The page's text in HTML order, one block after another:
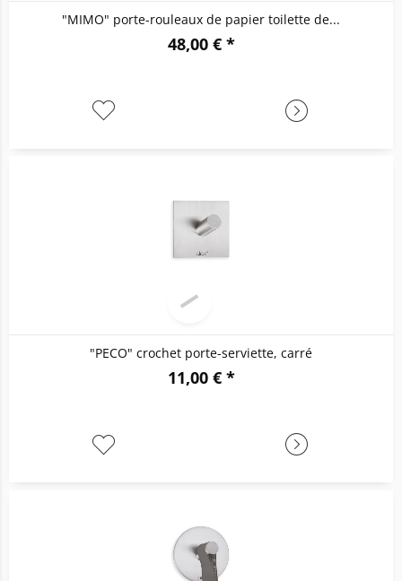
"MIMO" porte-rouleaux de papier toilette de...
48,00 € *
"PECO" crochet porte-serviette, carré
11,00 € *